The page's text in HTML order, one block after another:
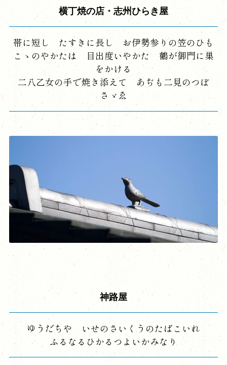
横丁焼の店・志州ひらき屋
帯に短し たすきに長し お伊勢参りの笠のひも
こゝのやかたは 目出度いやかた 鶴が御門に巣
をかける
二八乙女の手で焼き添えて あぢも二見のつぼ
さゞゑ
神路屋
ゆうだちや いせのさいくうのたばこいれ
ふるなるひかるつよいかみなり